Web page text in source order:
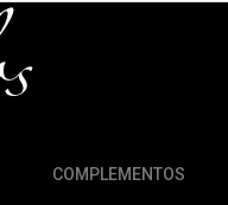
COMPLEMENTOS